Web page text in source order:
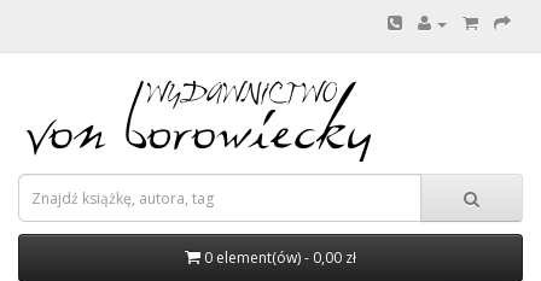
0 element(ów) - 0,00 zł